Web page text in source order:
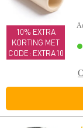
10% EXTRA
KORTING MET
CODE: EXTRA10